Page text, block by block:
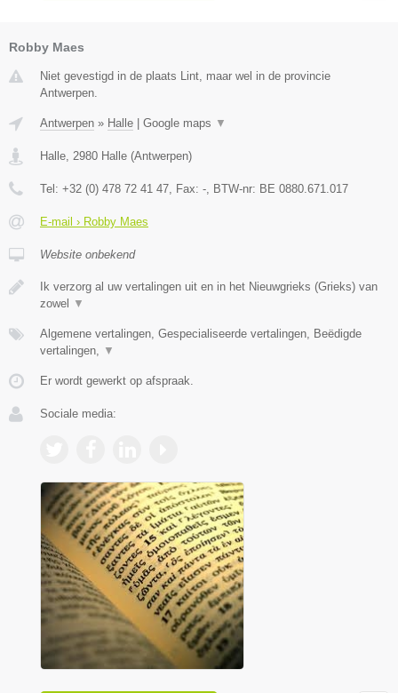
Robby Maes
Niet gevestigd in de plaats Lint, maar wel in de provincie
Antwerpen.
Antwerpen » Halle | Google maps ▼
Halle 2980 Halle (Antwerpen)
Tel: +32 (0) 478 72 41 47 , Fax: - , BTW-nr: BE 0880.671.017
E-mail › Robby Maes
Website onbekend
Ik verzorg al uw vertalingen uit en in het Nieuwgrieks (Grieks) van
zowel ▼
Algemene vertalingen, Gespecialiseerde vertalingen, Beëdigde
vertalingen,
▼
Er wordt gewerkt op afspraak.
Sociale media: